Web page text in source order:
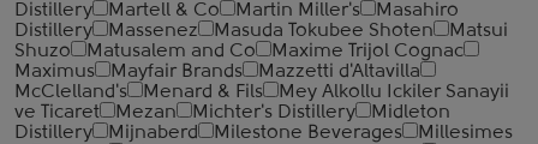
Distillery
Martell & Co Martin Miller's
Masahiro
Distillery
Massenez Masuda Tokubee Shoten
Matsui
Shuzo
Matusalem and Co
Maxime Trijol Cognac
Maximus
Mayfair Brands
Mazzetti d'Altavilla
McClelland's
Menard & Fils
Mey Alkollu Ickiler Sanayii
ve Ticaret
Mezan Michter's Distillery
Midleton
Distillery
Mijnaberd Milestone Beverages
Millesimes